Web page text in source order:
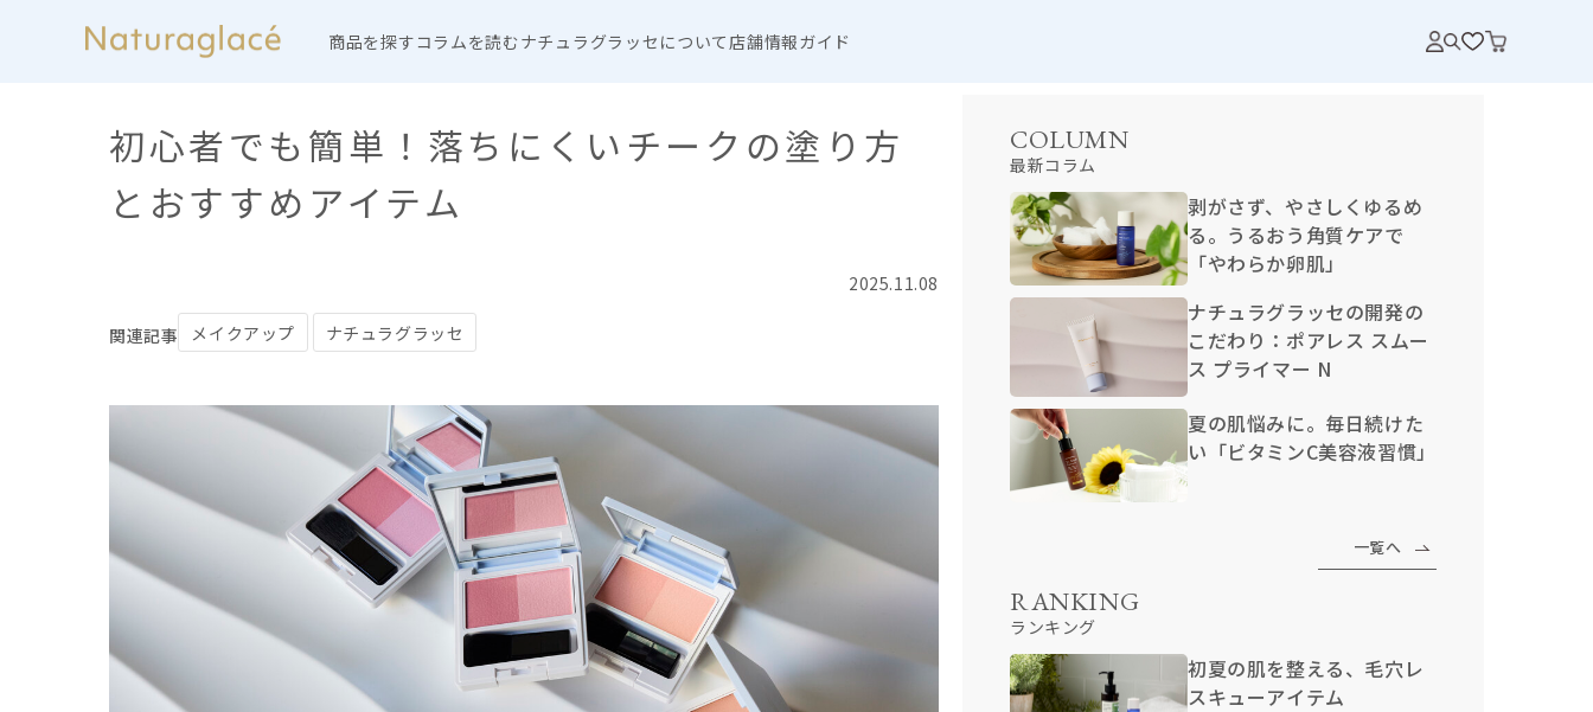
商品を探すコラムを読むナチュラグラッセについて店舗情報ガイド
初心者でも簡単！落ちにくいチークの塗り方
とおすすめアイテム
2025.11.08
関連記事 メイクアップ ナチュラグラッセ
COLUMN
最新コラム
剥がさず、やさしくゆるめ
る。うるおう角質ケアで
「やわらか卵肌」
ナチュラグラッセの開発の
こだわり：ポアレス スムー
ス プライマー N
夏の肌悩みに。毎日続けた
い「ビタミンC美容液習慣」
一覧へ
RANKING
ランキング
初夏の肌を整える、毛穴レ
スキューアイテム